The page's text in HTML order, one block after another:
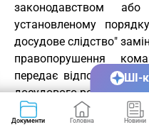
законодавством
установленому
досудове слідство"
правопорушення
передає відповідні
досудового
24. В абзаці
Документи Головна Новини
ШІ-